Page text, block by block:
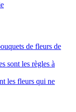
de fleurs de
sont les règles à
les fleurs qui ne